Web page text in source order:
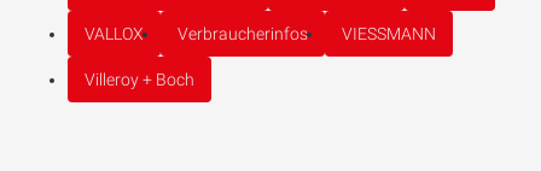
VALLOX Verbraucherinfos VIESSMANN
Villeroy + Boch